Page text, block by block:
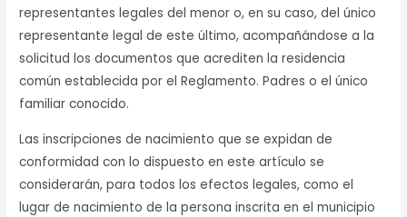
representantes legales del menor o, en su caso, del único
representante legal de este último, acompañándose a la
solicitud los documentos que acrediten la residencia
común establecida por el Reglamento. Padres o el único
familiar conocido.
Las inscripciones de nacimiento que se expidan de
conformidad con lo dispuesto en este artículo se
considerarán, para todos los efectos legales, como el
lugar de nacimiento de la persona inscrita en el municipio